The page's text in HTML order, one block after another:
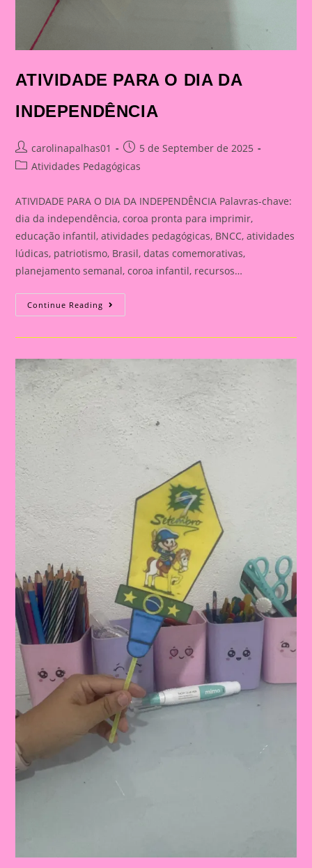
ATIVIDADE PARA O DIA DA
INDEPENDÊNCIA
Post
author:
carolinapalhas01
Post
published:
5 de September de 2025
PostAtividades Pedagógicas
ATIVIDADE PARA O DIA DA INDEPENDÊNCIA Palavras-chave:
dia da independência, coroa pronta para imprimir,
educação infantil, atividades pedagógicas, BNCC, atividades
lúdicas, patriotismo, Brasil, datas comemorativas,
planejamento semanal, coroa infantil, recursos…
Continue Reading ATIVIDADE
PARA